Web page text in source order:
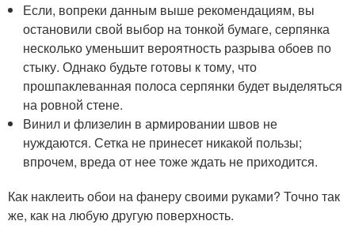
Если, вопреки данным выше рекомендациям, вы
остановили свой выбор на тонкой бумаге, серпянка
несколько уменьшит вероятность разрыва обоев по
стыку. Однако будьте готовы к тому, что
прошпаклеванная полоса серпянки будет выделяться
на ровной стене.
Винил и флизелин в армировании швов не
нуждаются. Сетка не принесет никакой пользы;
впрочем, вреда от нее тоже ждать не приходится.
Как наклеить обои на фанеру своими руками? Точно так
же, как на любую другую поверхность.